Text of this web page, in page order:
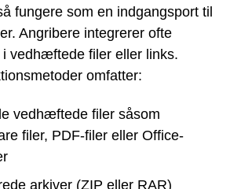
fungere som en indgangsport til
Angribere integrerer ofte
vedhæftede filer eller links.
omfatter:
vedhæftede filer såsom
filer, PDF-filer eller Office-
arkiver (ZIP eller RAR)